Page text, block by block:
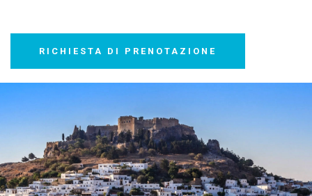
RICHIESTA DI PRENOTAZIONE